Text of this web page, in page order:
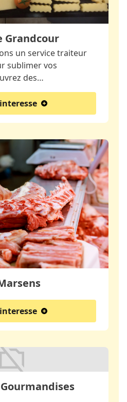
Grandcour
un service traiteur
sublimer vos
des…